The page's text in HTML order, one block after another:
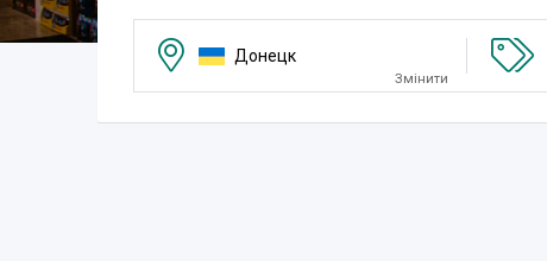
Донецк
Змінити